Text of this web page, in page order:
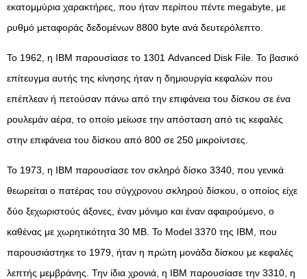
εκατομμύρια χαρακτήρες, που ήταν περίπου πέντε megabyte, με
ρυθμό μεταφοράς δεδομένων 8800 byte ανά δευτερόλεπτο.
Το 1962, η IBM παρουσίασε το 1301 Advanced Disk File. Το βασικό
επίτευγμα αυτής της κίνησης ήταν η δημιουργία κεφαλών που
επέπλεαν ή πετούσαν πάνω από την επιφάνεια του δίσκου σε ένα
ρουλεμάν αέρα, το οποίο μείωσε την απόσταση από τις κεφαλές
στην επιφάνεια του δίσκου από 800 σε 250 μικροίντσες.
Το 1973, η IBM παρουσίασε τον σκληρό δίσκο 3340, που γενικά
θεωρείται ο πατέρας του σύγχρονου σκληρού δίσκου, ο οποίος είχε
δύο ξεχωριστούς άξονες, έναν μόνιμο και έναν αφαιρούμενο, ο
καθένας με χωρητικότητα 30 MB. Το Model 3370 της IBM, που
παρουσιάστηκε το 1979, ήταν η πρώτη μονάδα δίσκου με κεφαλές
λεπτής μεμβράνης. Την ίδια χρονιά, η IBM παρουσίασε την 3310, η